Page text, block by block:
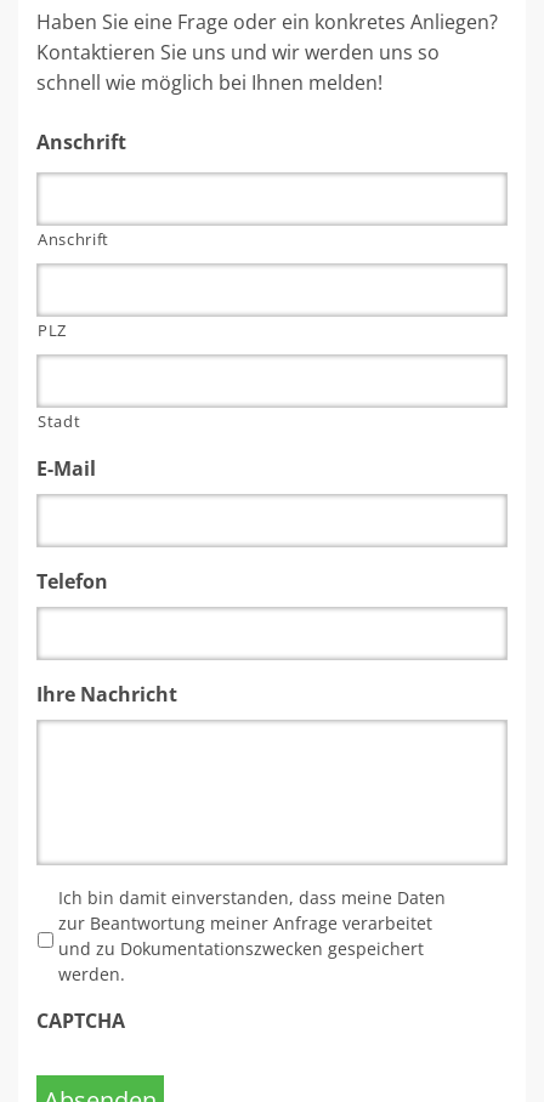
Haben Sie eine Frage oder ein konkretes Anliegen?
Kontaktieren Sie uns und wir werden uns so
schnell wie möglich bei Ihnen melden!
Anschrift
Anschrift
PLZ
Stadt
E-Mail
Telefon
Ihre Nachricht
Ich bin damit einverstanden, dass meine Daten
zur Beantwortung meiner Anfrage verarbeitet
und zu Dokumentationszwecken gespeichert
werden.
CAPTCHA